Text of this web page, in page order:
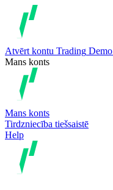
Atvērt kontu Trading Demo
Mans konts
Mans konts
Tirdzniecība tiešsaistē
Help